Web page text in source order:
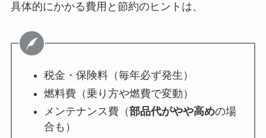
具体的にかかる費用と節約のヒントは、
税金・保険料（毎年必ず発生）
燃料費（乗り方や燃費で変動）
メンテナンス費（部品代がやや高めの場
合も）